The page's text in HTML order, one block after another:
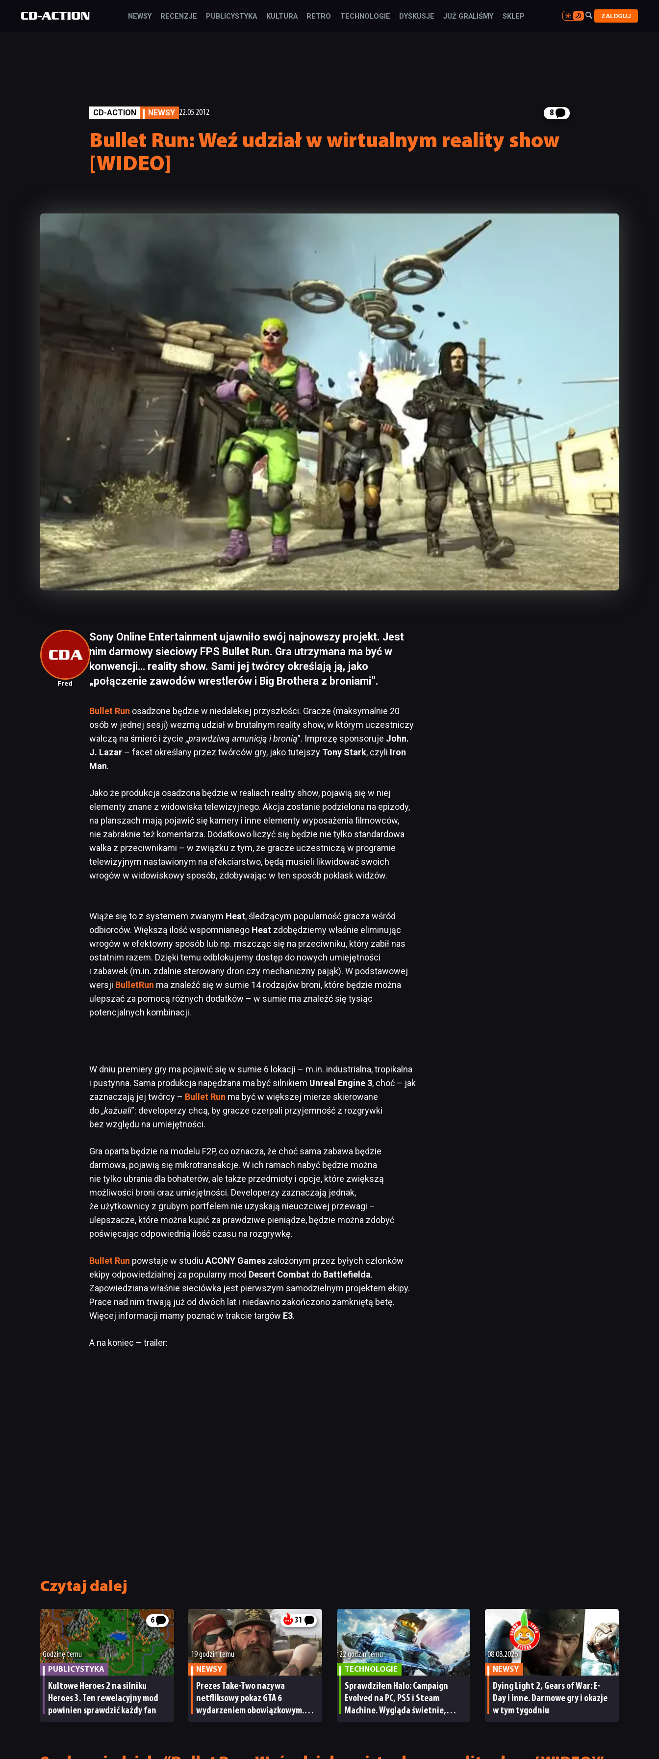
NEWSY RECENZJE PUBLICYSTYKA KULTURA RETRO TECHNOLOGIE DYSKUSJE JUŻ GRALIŚMY SKLEP 
 ZALOGUJ
CD-ACTION NEWSY 22.05.2012 8
Bullet Run: Weź udział w wirtualnym reality show
[WIDEO]
Fred
Sony Online Entertainment ujawniło swój najnowszy projekt. Jest
nim darmowy sieciowy FPS Bullet Run. Gra utrzymana ma być w
konwencji… reality show. Sami jej twórcy określają ją, jako
„połączenie zawodów wrestlerów i Big Brothera z broniami”.
Bullet Run osadzone będzie w niedalekiej przyszłości. Gracze (maksymalnie 20
osób w jednej sesji) wezmą udział w brutalnym reality show, w którym uczestniczy
walczą na śmierć i życie „prawdziwą amunicją i bronią”. Imprezę sponsoruje John.
J. Lazar – facet określany przez twórców gry, jako tutejszy Tony Stark, czyli Iron
Man.
Jako że produkcja osadzona będzie w realiach reality show, pojawią się w niej
elementy znane z widowiska telewizyjnego. Akcja zostanie podzielona na epizody,
na planszach mają pojawić się kamery i inne elementy wyposażenia filmowców,
nie zabraknie też komentarza. Dodatkowo liczyć się będzie nie tylko standardowa
walka z przeciwnikami – w związku z tym, że gracze uczestniczą w programie
telewizyjnym nastawionym na efekciarstwo, będą musieli likwidować swoich
wrogów w widowiskowy sposób, zdobywając w ten sposób poklask widzów.
Wiąże się to z systemem zwanym Heat, śledzącym popularność gracza wśród
odbiorców. Większą ilość wspomnianego Heat zdobędziemy właśnie eliminując
wrogów w efektowny sposób lub np. mszcząc się na przeciwniku, który zabił nas
ostatnim razem. Dzięki temu odblokujemy dostęp do nowych umiejętności
i zabawek (m.in. zdalnie sterowany dron czy mechaniczny pająk). W podstawowej
wersji BulletRun ma znaleźć się w sumie 14 rodzajów broni, które będzie można
ulepszać za pomocą różnych dodatków – w sumie ma znaleźć się tysiąc
potencjalnych kombinacji.
W dniu premiery gry ma pojawić się w sumie 6 lokacji – m.in. industrialna, tropikalna
i pustynna. Sama produkcja napędzana ma być silnikiem Unreal Engine 3, choć – jak
zaznaczają jej twórcy – Bullet Run ma być w większej mierze skierowane
do „każuali”: developerzy chcą, by gracze czerpali przyjemność z rozgrywki
bez względu na umiejętności.
Gra oparta będzie na modelu F2P, co oznacza, że choć sama zabawa będzie
darmowa, pojawią się mikrotransakcje. W ich ramach nabyć będzie można
nie tylko ubrania dla bohaterów, ale także przedmioty i opcje, które zwiększą
możliwości broni oraz umiejętności. Developerzy zaznaczają jednak,
że użytkownicy z grubym portfelem nie uzyskają nieuczciwej przewagi –
ulepszacze, które można kupić za prawdziwe pieniądze, będzie można zdobyć
poświęcając odpowiednią ilość czasu na rozgrywkę.
Bullet Run powstaje w studiu ACONY Games założonym przez byłych członków
ekipy odpowiedzialnej za popularny mod Desert Combat do Battlefielda.
Zapowiedziana właśnie sieciówka jest pierwszym samodzielnym projektem ekipy.
Prace nad nim trwają już od dwóch lat i niedawno zakończono zamkniętą betę.
Więcej informacji mamy poznać w trakcie targów E3.
A na koniec – trailer:
Czytaj dalej
6
Godzinę temu
PUBLICYSTYKA
Kultowe Heroes 2 na silniku
Heroes 3. Ten rewelacyjny mod
powinien sprawdzić każdy fan
31
19 godzin temu
NEWSY
Prezes Take-Two nazywa
netfliksowy pokaz GTA 6
wydarzeniem obowiązkowym.
22 godzin temu
TECHNOLOGIE
Sprawdziłem Halo: Campaign
Evolved na PC, PS5 i Steam
Machine. Wygląda świetnie,
08.08.2026
NEWSY
Dying Light 2, Gears of War: E-
Day i inne. Darmowe gry i okazje
w tym tygodniu